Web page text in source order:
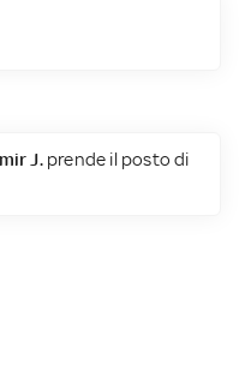
J.prende il posto di